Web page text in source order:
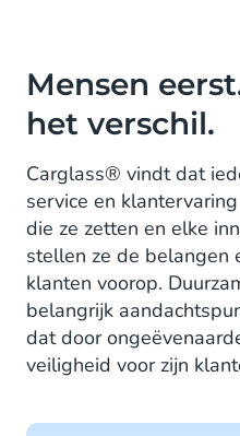
Mensen
het verschil.
Carglass® vindt dat
service en
die ze zetten en elke
stellen ze de belangen
klanten voorop.
belangrijk
dat door
veiligheid voor zijn